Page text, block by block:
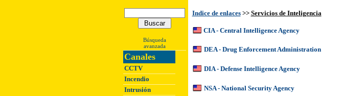
Búsqueda
avanzada
Canales
CCTV
Incendio
Intrusión
Indice de enlaces>> Servicios de Inteligencia
CIA - Central Intelligence Agency
DEA - Drug Enforcement Administration
DIA - Defense Intelligence Agency
NSA - National Security Agency